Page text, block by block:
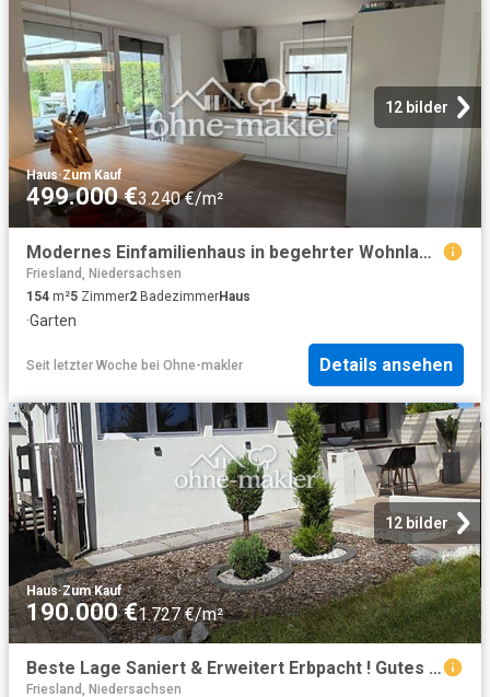
12 bilder
Haus·Zum Kauf
499.000 €3.240 €/m²
Modernes Einfamilienhaus in begehrter Wohnlage von Varel Büppel
Friesland, Niedersachsen
154 m²5 Zimmer2 BadezimmerHaus
·Garten
Seit letzter Woche bei Ohne-makler Details ansehen
12 bilder
Haus·Zum Kauf
190.000 €1.727 €/m²
Beste Lage Saniert & Erweitert Erbpacht ! Gutes Eigenkapital notwendig!
Friesland, Niedersachsen